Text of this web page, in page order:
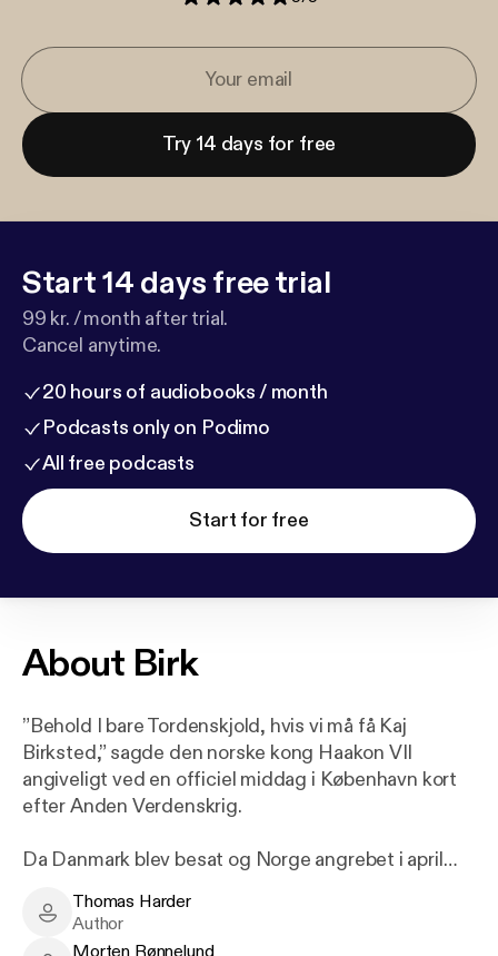
Try 14 days for free
Start 14 days free trial
99 kr. / month after trial.
Cancel anytime.
20 hours of audiobooks / month
Podcasts only on Podimo
All free podcasts
Start for free
About Birk
”Behold I bare Tordenskjold, hvis vi må få Kaj
Birksted,” sagde den norske kong Haakon VII
angiveligt ved en officiel middag i København kort
efter Anden Verdenskrig.
Da Danmark blev besat og Norge angrebet i april
Birksted (1915-1996) til Norge for at kæmpe mod
tyskerne.
Thomas Harder - Author
Thomas Harder
Author
Morten Rønnelund